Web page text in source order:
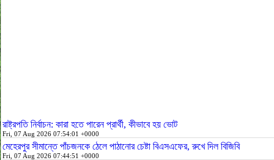
রাষ্ট্রপতি নির্বাচন: কারা হতে পারেন প্রার্থী, কীভাবে হয় ভোট
Fri, 07 Aug 2026 07:54:01 +0000
মেহেরপুর সীমান্তে পাঁচজনকে ঠেলে পাঠানোর চেষ্টা বিএসএফের, রুখে দিল বিজিবি
Fri, 07 Aug 2026 07:44:51 +0000